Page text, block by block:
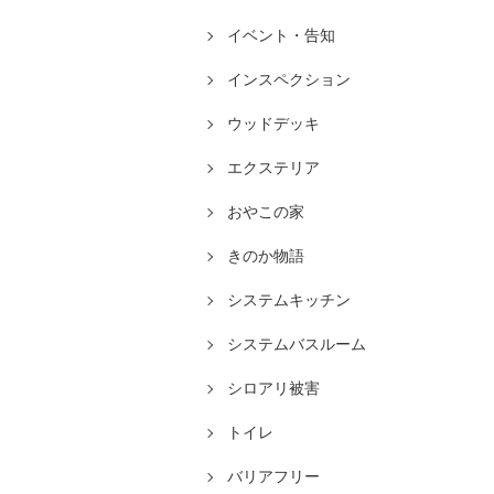
イベント・告知
インスペクション
ウッドデッキ
エクステリア
おやこの家
きのか物語
システムキッチン
システムバスルーム
シロアリ被害
トイレ
バリアフリー